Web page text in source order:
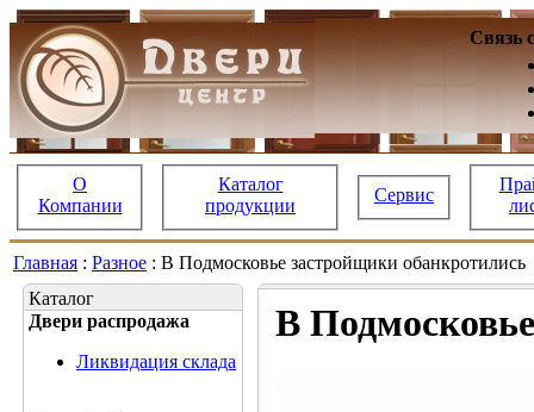
Связь
О
Компании
Каталог
продукции
Сервис
Главная : Разное : В Подмосковье застройщики обанкротились
Каталог
Двери распродажа
Ликвидация склада
В